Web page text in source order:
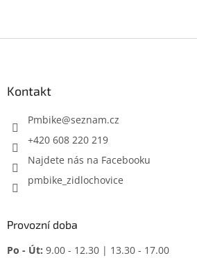
Kontakt
Pmbike@seznam.cz
+420 608 220 219
Najdete nás na Facebooku
pmbike_zidlochovice
Provozní doba
Po - Út: 9.00 - 12.30 | 13.30 - 17.00